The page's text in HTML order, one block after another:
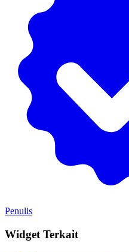
Penulis
Widget Terkait